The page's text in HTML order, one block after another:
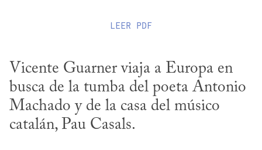
LEER PDF
Vicente Guarner viaja a Europa en
busca de la tumba del poeta Antonio
Machado y de la casa del músico
catalán, Pau Casals.